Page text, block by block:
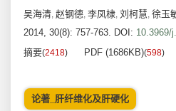
吴海清, 赵钢德, 李凤棣, 刘柯慧, 徐玉
2014, 30(8): 757-763. DOI: 10.3969/
摘要(2418) PDF (1686KB)(598)
论著_肝纤维化及肝硬化